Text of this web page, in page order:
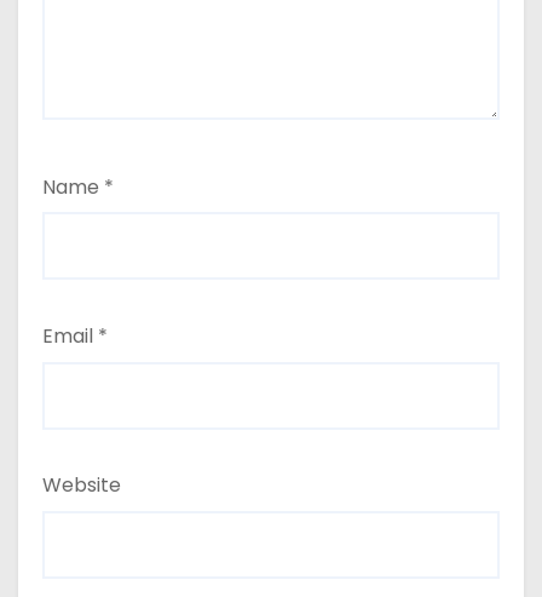
Name *
Email *
Website